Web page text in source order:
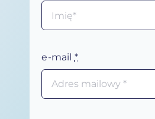
e-mail *